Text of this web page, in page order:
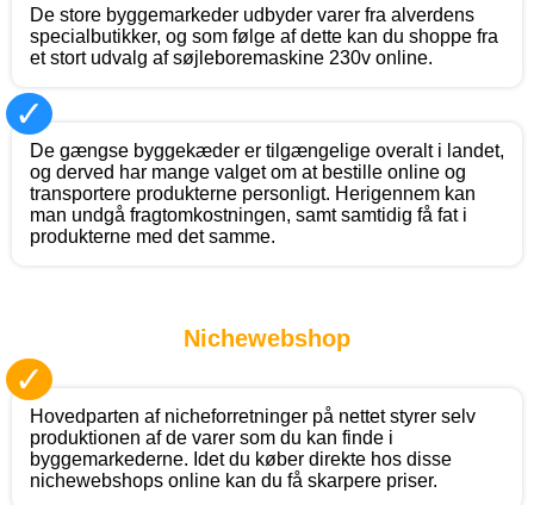
De store byggemarkeder udbyder varer fra alverdens
specialbutikker, og som følge af dette kan du shoppe fra
et stort udvalg af søjleboremaskine 230v online.
✓
De gængse byggekæder er tilgængelige overalt i landet,
og derved har mange valget om at bestille online og
transportere produkterne personligt. Herigennem kan
man undgå fragtomkostningen, samt samtidig få fat i
produkterne med det samme.
Nichewebshop
✓
Hovedparten af nicheforretninger på nettet styrer selv
produktionen af de varer som du kan finde i
byggemarkederne. Idet du køber direkte hos disse
nichewebshops online kan du få skarpere priser.